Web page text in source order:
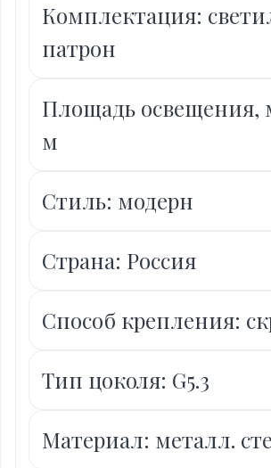
Комплектация:
патрон
Площадь освещения,
м
Стиль: модерн
Страна: Россия
Способ крепления:
Тип цоколя: G5.3
Материал: металл.